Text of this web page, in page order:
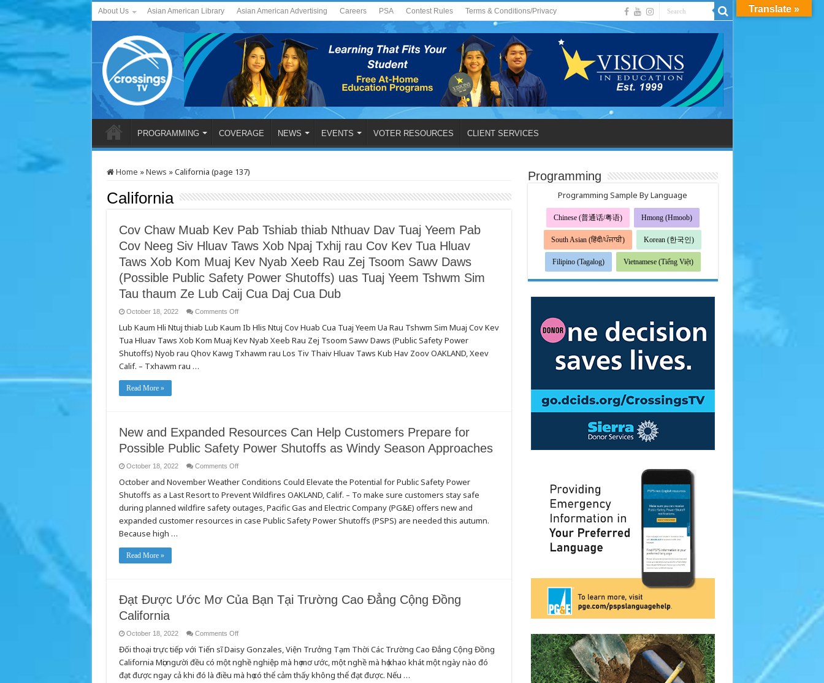
About Us Asian American Library Asian American Advertising Careers PSA Contest Rules Terms & Conditions/Privacy
PROGRAMMING COVERAGE NEWS EVENTS VOTER RESOURCES CLIENT SERVICES
Home »News »California (page 137)
California
Cov Chaw Muab Kev Pab Tshiab thiab Nthuav Dav Tuaj Yeem Pab
Cov Neeg Siv Hluav Taws Xob Npaj Txhij rau Cov Kev Tua Hluav
Taws Xob Kom Muaj Kev Nyab Xeeb Rau Zej Tsoom Sawv Daws
(Possible Public Safety Power Shutoffs) uas Tuaj Yeem Tshwm Sim
Tau thaum Ze Lub Caij Cua Daj Cua Dub
October 18, 2022 Comments Offon
Chaw
Muab
Kev
Tshiab
Hluav
Taws
Xob
Npaj
rau
Kev
Tua
Hluav
Xob
Muaj
Public
Safety
Tuaj
Tshwm
Sim
Tau
thaum
Ze
Lub Kaum Hli Ntuj thiab Lub Kaum Ib Hlis Ntuj Cov Huab Cua Tuaj Yeem Ua Rau Tshwm Sim Muaj Cov Kev
Tua Hluav Taws Xob Kom Muaj Kev Nyab Xeeb Rau Zej Tsoom Sawv Daws (Public Safety Power
Shutoffs) Nyob rau Qhov Kawg Txhawm rau Los Tiv Thaiv Hluav Taws Kub Hav Zoov OAKLAND, Xeev
Calif. – Txhawm rau …
Read More »
New and Expanded Resources Can Help Customers Prepare for
Possible Public Safety Power Shutoffs as Windy Season Approaches
October 18, 2022 Comments Offon
and
Expanded
Resources
Help
Customers
Prepare
Approaches
October and November Weather Conditions Could Elevate the Potential for Public Safety Power
Shutoffs as a Last Resort to Prevent Wildfires OAKLAND, Calif. – To make sure customers stay safe
during planned wildfire safety outages, Pacific Gas and Electric Company (PG&E) offers new and
expanded customer resources in case Public Safety Power Shutoffs (PSPS) are needed this autumn.
Because high …
Read More »
Đạt Được Ước Mơ Của Bạn Tại Trường Cao Đẳng Cộng Đồng
California
October 18, 2022 Comments Offon
Được
Ước
Mơ
Của
Bạn
Đối thoại trực tiếp với Tiến sĩ Daisy Gonzales, Viện Trưởng Tạm Thời Các Trường Cao Đẳng Cộng Đồng
California Mọi người đều có một nghề nghiệp mà họ mơ ước, một nghề mà họ khao khát một ngày nào đó
đạt được ngay cả khi đó là điều mà họ có thể cảm thấy không thể đạt được. Nếu …
Programming
Programming Sample By Language
Chinese (普通话/粤语) Hmong (Hmoob)
South Asian (हिंदी/ਪੰਜਾਬੀ) Korean (한국인)
Filipino (Tagalog) Vietnamese (Tiếng Việt)
Translate »